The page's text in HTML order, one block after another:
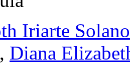
Iriarte Solano
Diana